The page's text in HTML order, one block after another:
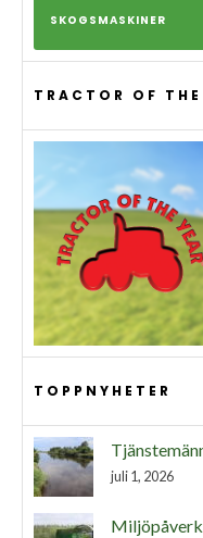
SKOGSMASKINER
TRACTOR OF THE
TOPPNYHETER
juli 1, 2026